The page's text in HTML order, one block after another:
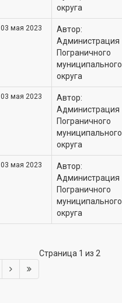
округа
03 мая 2023
Автор:
Администрация
Пограничного
муниципального
округа
03 мая 2023
Автор:
Администрация
Пограничного
муниципального
округа
03 мая 2023
Автор:
Администрация
Пограничного
муниципального
округа
Страница 1 из 2